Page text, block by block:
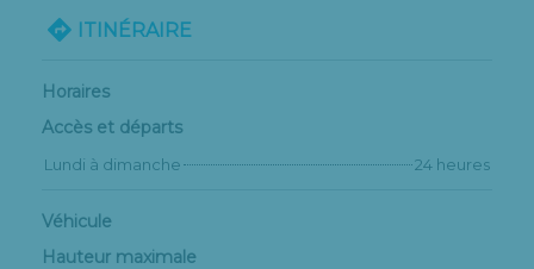
ITINÉRAIRE
Horaires
Accès et départs
Lundi à dimanche 24 heures
Véhicule
Hauteur maximale